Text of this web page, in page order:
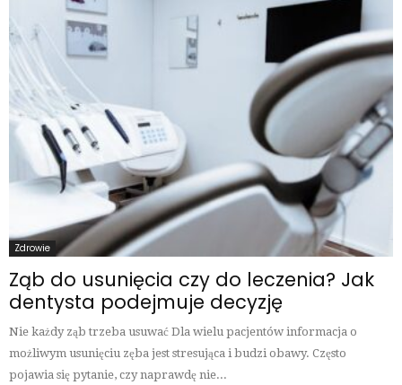
Zdrowie
Ząb do usunięcia czy do leczenia? Jak
dentysta podejmuje decyzję
Nie każdy ząb trzeba usuwać Dla wielu pacjentów informacja o
możliwym usunięciu zęba jest stresująca i budzi obawy. Często
pojawia się pytanie, czy naprawdę nie...